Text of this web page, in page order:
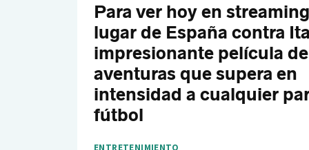
Para ver hoy en
lugar de España contra
impresionante película de
aventuras que supera en
intensidad a cualquier
fútbol
ENTRETENIMIENTO